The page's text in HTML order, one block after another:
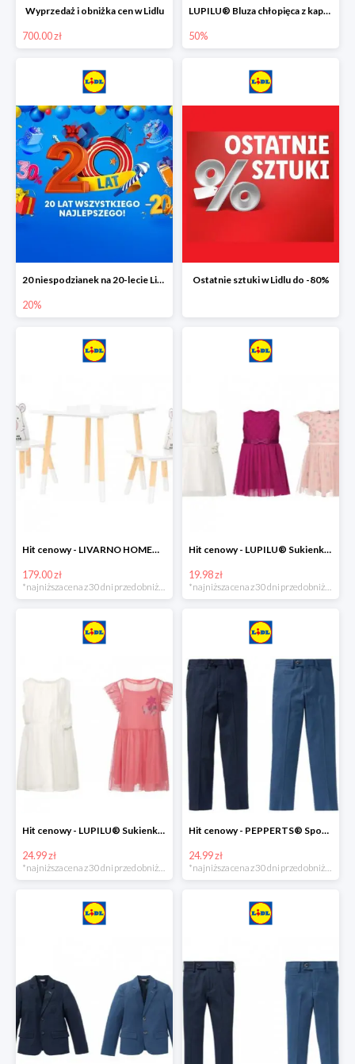
Wyprzedaż i obniżka cen w Lidlu
700.00 zł
LUPILU® Bluza chłopięca z kapturem
50%
20 niespodzianek na 20-lecie Lidla do -20%
20%
Ostatnie sztuki w Lidlu do -80%
Hit cenowy - LIVARNO HOME® Stolik i 2 krzesełka dla dzieci
179.00 zł
Hit cenowy - LUPILU® Sukienka niemowlęca
19.98 zł
Hit cenowy - LUPILU® Sukienka dziewczęca
24.99 zł
Hit cenowy - PEPPERTS® Spodnie garniturowe młodzieżowe
24.99 zł